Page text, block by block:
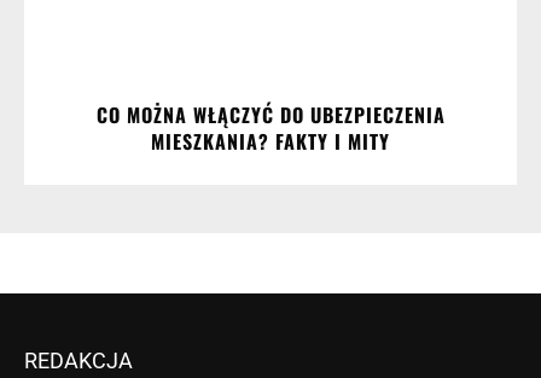
CO MOŻNA WŁĄCZYĆ DO UBEZPIECZENIA
MIESZKANIA? FAKTY I MITY
REDAKCJA